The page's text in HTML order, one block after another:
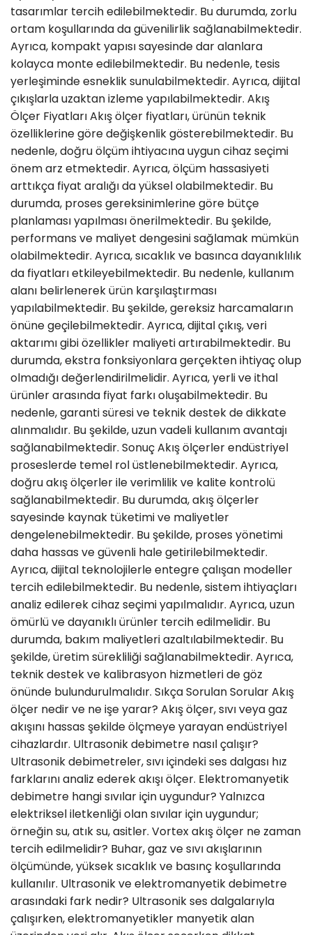
tasarımlar tercih edilebilmektedir. Bu durumda, zorlu
ortam koşullarında da güvenilirlik sağlanabilmektedir.
Ayrıca, kompakt yapısı sayesinde dar alanlara
kolayca monte edilebilmektedir. Bu nedenle, tesis
yerleşiminde esneklik sunulabilmektedir. Ayrıca, dijital
çıkışlarla uzaktan izleme yapılabilmektedir. Akış
Ölçer Fiyatları Akış ölçer fiyatları, ürünün teknik
özelliklerine göre değişkenlik gösterebilmektedir. Bu
nedenle, doğru ölçüm ihtiyacına uygun cihaz seçimi
önem arz etmektedir. Ayrıca, ölçüm hassasiyeti
arttıkça fiyat aralığı da yüksel olabilmektedir. Bu
durumda, proses gereksinimlerine göre bütçe
planlaması yapılması önerilmektedir. Bu şekilde,
performans ve maliyet dengesini sağlamak mümkün
olabilmektedir. Ayrıca, sıcaklık ve basınca dayanıklılık
da fiyatları etkileyebilmektedir. Bu nedenle, kullanım
alanı belirlenerek ürün karşılaştırması
yapılabilmektedir. Bu şekilde, gereksiz harcamaların
önüne geçilebilmektedir. Ayrıca, dijital çıkış, veri
aktarımı gibi özellikler maliyeti artırabilmektedir. Bu
durumda, ekstra fonksiyonlara gerçekten ihtiyaç olup
olmadığı değerlendirilmelidir. Ayrıca, yerli ve ithal
ürünler arasında fiyat farkı oluşabilmektedir. Bu
nedenle, garanti süresi ve teknik destek de dikkate
alınmalıdır. Bu şekilde, uzun vadeli kullanım avantajı
sağlanabilmektedir. Sonuç Akış ölçerler endüstriyel
proseslerde temel rol üstlenebilmektedir. Ayrıca,
doğru akış ölçerler ile verimlilik ve kalite kontrolü
sağlanabilmektedir. Bu durumda, akış ölçerler
sayesinde kaynak tüketimi ve maliyetler
dengelenebilmektedir. Bu şekilde, proses yönetimi
daha hassas ve güvenli hale getirilebilmektedir.
Ayrıca, dijital teknolojilerle entegre çalışan modeller
tercih edilebilmektedir. Bu nedenle, sistem ihtiyaçları
analiz edilerek cihaz seçimi yapılmalıdır. Ayrıca, uzun
ömürlü ve dayanıklı ürünler tercih edilmelidir. Bu
durumda, bakım maliyetleri azaltılabilmektedir. Bu
şekilde, üretim sürekliliği sağlanabilmektedir. Ayrıca,
teknik destek ve kalibrasyon hizmetleri de göz
önünde bulundurulmalıdır. Sıkça Sorulan Sorular Akış
ölçer nedir ve ne işe yarar? Akış ölçer, sıvı veya gaz
akışını hassas şekilde ölçmeye yarayan endüstriyel
cihazlardır. Ultrasonik debimetre nasıl çalışır?
Ultrasonik debimetreler, sıvı içindeki ses dalgası hız
farklarını analiz ederek akışı ölçer. Elektromanyetik
debimetre hangi sıvılar için uygundur? Yalnızca
elektriksel iletkenliği olan sıvılar için uygundur;
örneğin su, atık su, asitler. Vortex akış ölçer ne zaman
tercih edilmelidir? Buhar, gaz ve sıvı akışlarının
ölçümünde, yüksek sıcaklık ve basınç koşullarında
kullanılır. Ultrasonik ve elektromanyetik debimetre
arasındaki fark nedir? Ultrasonik ses dalgalarıyla
çalışırken, elektromanyetikler manyetik alan